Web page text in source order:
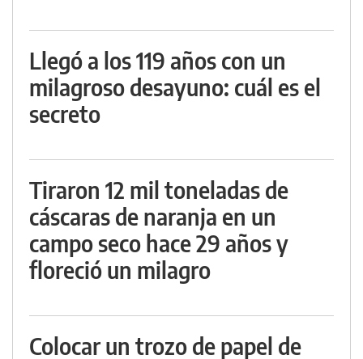
Llegó a los 119 años con un
milagroso desayuno: cuál es el
secreto
Tiraron 12 mil toneladas de
cáscaras de naranja en un
campo seco hace 29 años y
floreció un milagro
Colocar un trozo de papel de